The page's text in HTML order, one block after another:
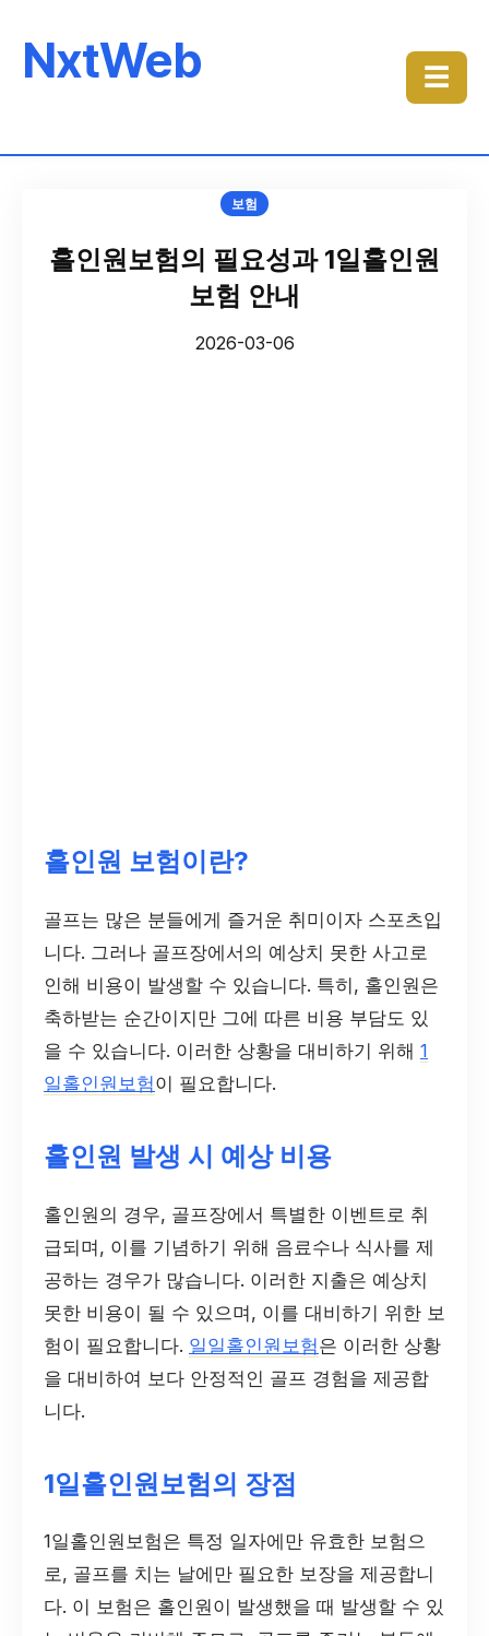
NxtWeb ☰
보험
홀인원보험의 필요성과 1일홀인원
보험 안내
2026-03-06
홀인원 보험이란?
골프는 많은 분들에게 즐거운 취미이자 스포츠입
니다. 그러나 골프장에서의 예상치 못한 사고로
인해 비용이 발생할 수 있습니다. 특히, 홀인원은
축하받는 순간이지만 그에 따른 비용 부담도 있
을 수 있습니다. 이러한 상황을 대비하기 위해 1
일홀인원보험이 필요합니다.
홀인원 발생 시 예상 비용
홀인원의 경우, 골프장에서 특별한 이벤트로 취
급되며, 이를 기념하기 위해 음료수나 식사를 제
공하는 경우가 많습니다. 이러한 지출은 예상치
못한 비용이 될 수 있으며, 이를 대비하기 위한 보
험이 필요합니다. 일일홀인원보험은 이러한 상황
을 대비하여 보다 안정적인 골프 경험을 제공합
니다.
1일홀인원보험의 장점
1일홀인원보험은 특정 일자에만 유효한 보험으
로, 골프를 치는 날에만 필요한 보장을 제공합니
다. 이 보험은 홀인원이 발생했을 때 발생할 수 있